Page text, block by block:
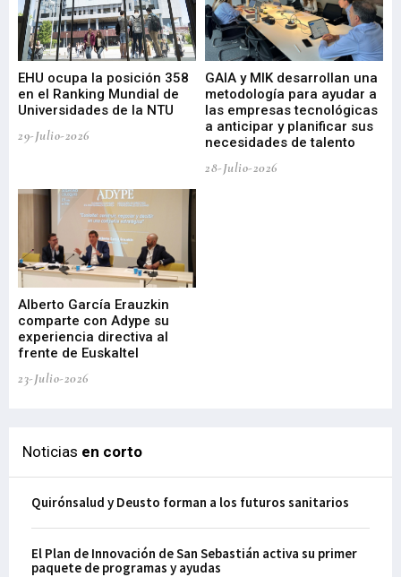
EHU ocupa la posición 358
en el Ranking Mundial de
Universidades de la NTU
29-Julio-2026
GAIA y MIK desarrollan una
metodología para ayudar a
las empresas tecnológicas
a anticipar y planificar sus
necesidades de talento
28-Julio-2026
Alberto García Erauzkin
comparte con Adype su
experiencia directiva al
frente de Euskaltel
23-Julio-2026
Noticias en corto
Quirónsalud y Deusto forman a los futuros sanitarios
El Plan de Innovación de San Sebastián activa su primer
paquete de programas y ayudas